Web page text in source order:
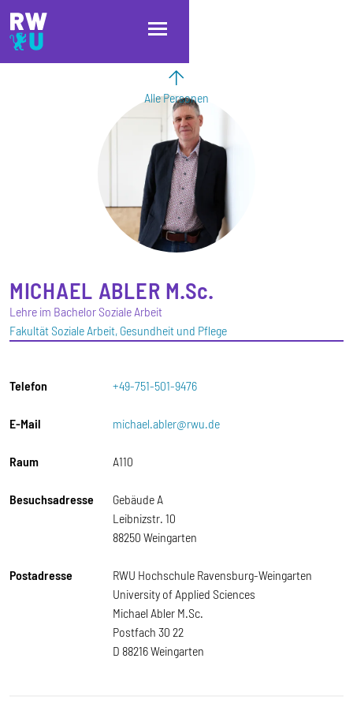
Direkt zum Inhalt
Direkt zur Hauptnavigation
Direkt zum Fußbereich
Alle Personen
MICHAEL ABLER M.Sc.
Lehre im Bachelor Soziale Arbeit
Fakultät Soziale Arbeit, Gesundheit und Pflege
Telefon +49-751-501-9476
E-Mail michael.abler@rwu.de
Raum A110
Besuchsadresse
Gebäude A
Leibnizstr. 10
88250 Weingarten
Postadresse
RWU Hochschule Ravensburg-Weingarten
University of Applied Sciences
Michael Abler M.Sc.
Postfach 30 22
D 88216 Weingarten